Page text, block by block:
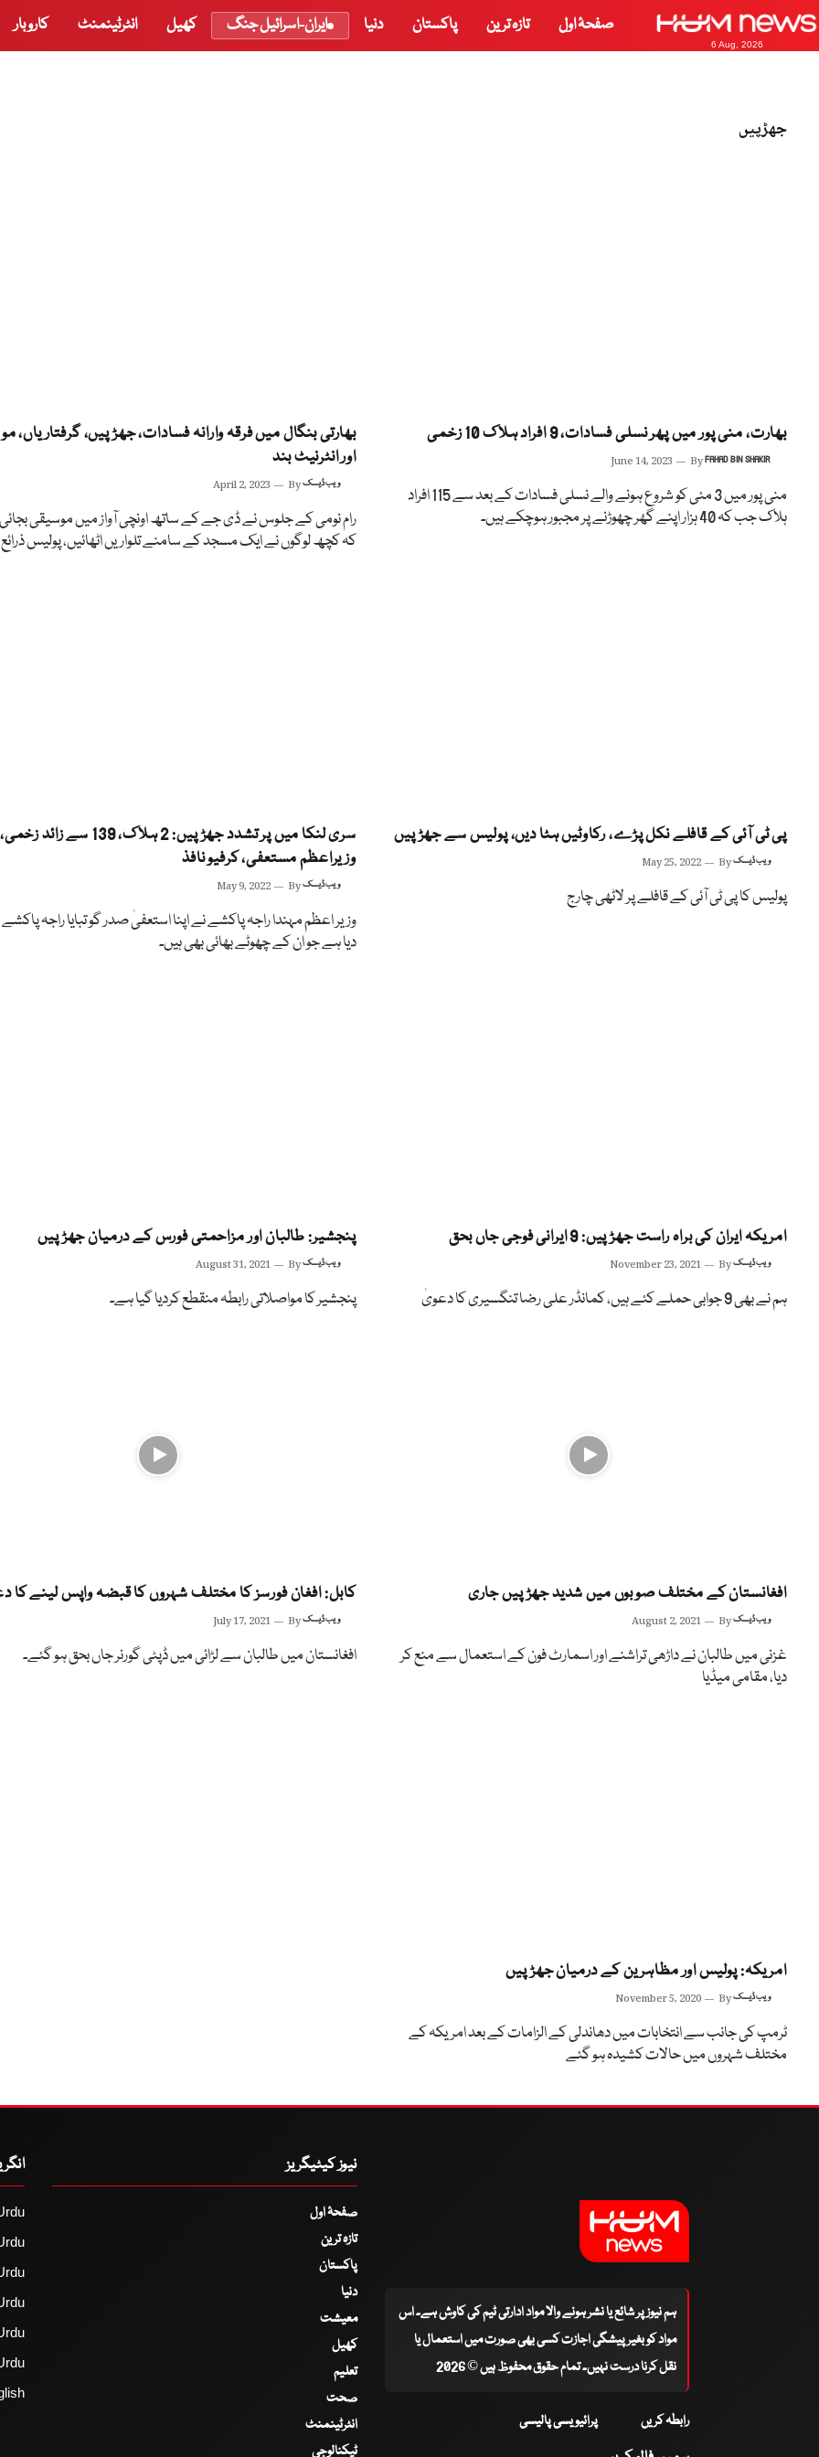
6 Aug, 2026
صفحۂ اول تازہ ترین پاکستان دنیا ایران-اسرائیل جنگ کھیل انٹرٹینمنٹ کاروبار
جھڑپیں
بھارت، منی پور میں پھر نسلی فسادات، 9 افراد ہلاک 10 زخمی
June 14, 2023 ByFAHAD BIN SHAKIR
منی پور میں 3 مئی کو شروع ہونے والے نسلی فسادات کے بعد سے 115 افراد
ہلاک جب کہ 40 ہزار اپنے گھر چھوڑنے پر مجبور ہوچکے ہیں۔
بھارتی بنگال میں فرقہ وارانہ فسادات، جھڑپیں، گرفتاریاں،
اور انٹرنیٹ بند
April 2, 2023 Byویب ڈیسک
رام نومی کے جلوس نے ڈی جے کے ساتھ اونچی آواز میں موسیقی
کہ کچھ لوگوں نے ایک مسجد کے سامنے تلواریں اٹھائیں، پولیس ذرائع
پی ٹی آئی کے قافلے نکل پڑے، رکاوٹیں ہٹا دیں، پولیس سے جھڑپیں
May 25, 2022 Byویب ڈیسک
پولیس کا پی ٹی آئی کے قافلے پر لاٹھی چارج
سری لنکا میں پر تشدد جھڑپیں: 2 ہلاک، 139 سے زائد زخمی،
وزیراعظم مستعفی، کرفیو نافذ
May 9, 2022 Byویب ڈیسک
وزیر اعظم مہندا راجہ پاکشے نے اپنا استعفیٰ صدر گو تبایا راجہ پاکشے
دیا ہے جو ان کے چھوٹے بھائی بھی ہیں۔
امریکہ ایران کی براہ راست جھڑپیں: 9 ایرانی فوجی جاں بحق
November 23, 2021 Byویب ڈیسک
ہم نے بھی 9 جوابی حملے کئے ہیں، کمانڈر علی رضا تنگسیری کا دعویٰ
پنجشیر: طالبان اور مزاحمتی فورس کے درمیان جھڑپیں
August 31, 2021 Byویب ڈیسک
پنجشیر کا مواصلاتی رابطہ منقطع کردیا گیا ہے۔
افغانستان کے مختلف صوبوں میں شدید جھڑپیں جاری
August 2, 2021 Byویب ڈیسک
غزنی میں طالبان نے داڑھی تراشنے اور اسمارٹ فون کے استعمال سے منع کر
دیا، مقامی میڈیا
کابل: افغان فورسز کا مختلف شہروں کا قبضہ واپس لینے کا
July 17, 2021 Byویب ڈیسک
افغانستان میں طالبان سے لڑائی میں ڈپٹی گورنر جاں بحق ہو گئے۔
امریکہ: پولیس اور مظاہرین کے درمیان جھڑپیں
November 5, 2020 Byویب ڈیسک
ٹرمپ کی جانب سے انتخابات میں دھاندلی کے الزامات کے بعد امریکہ کے
مختلف شہروں میں حالات کشیدہ ہو گئے
ہم نیوز پر شائع یا نشر ہونے والا مواد ادارتی ٹیم کی کاوش ہے۔ اس
مواد کو بغیر پیشگی اجازت کسی بھی صورت میں استعمال یا
نقل کرنا درست نہیں۔ تمام حقوق محفوظ ہیں © 2026
رابطہ کریں پرائیویسی پالیسی
نیوز کیٹیگریز
صفحۂ اول
تازہ ترین
پاکستان
دنیا
معیشت
کھیل
تعلیم
صحت
انٹرٹینمنٹ
ٹیکنالوجی